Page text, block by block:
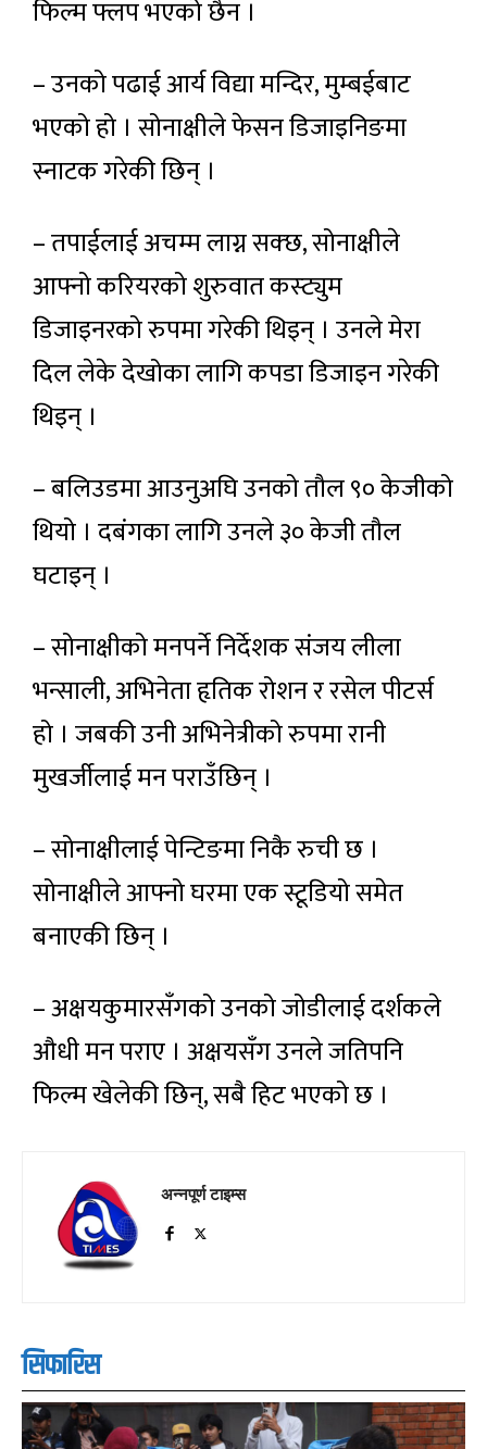
फिल्म फ्लप भएको छैन ।
– उनको पढाई आर्य विद्या मन्दिर, मुम्बईबाट
भएको हो । सोनाक्षीले फेसन डिजाइनिङमा
स्नाटक गरेकी छिन् ।
– तपाईलाई अचम्म लाग्न सक्छ, सोनाक्षीले
आफ्नो करियरको शुरुवात कस्ट्युम
डिजाइनरको रुपमा गरेकी थिइन् । उनले मेरा
दिल लेके देखोका लागि कपडा डिजाइन गरेकी
थिइन् ।
– बलिउडमा आउनुअघि उनको तौल ९० केजीको
थियो । दबंगका लागि उनले ३० केजी तौल
घटाइन् ।
– सोनाक्षीको मनपर्ने निर्देशक संजय लीला
भन्साली, अभिनेता हृतिक रोशन र रसेल पीटर्स
हो । जबकी उनी अभिनेत्रीको रुपमा रानी
मुखर्जीलाई मन पराउँछिन् ।
– सोनाक्षीलाई पेन्टिङमा निकै रुची छ ।
सोनाक्षीले आफ्नो घरमा एक स्टूडियो समेत
बनाएकी छिन् ।
– अक्षयकुमारसँगको उनको जोडीलाई दर्शकले
औधी मन पराए । अक्षयसँग उनले जतिपनि
फिल्म खेलेकी छिन्, सबै हिट भएको छ ।
अन्नपूर्ण टाइम्स
सिफारिस